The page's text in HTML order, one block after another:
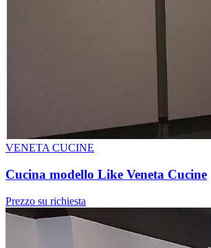
VENETA CUCINE
Cucina modello Like Veneta Cucine
Prezzo su richiesta